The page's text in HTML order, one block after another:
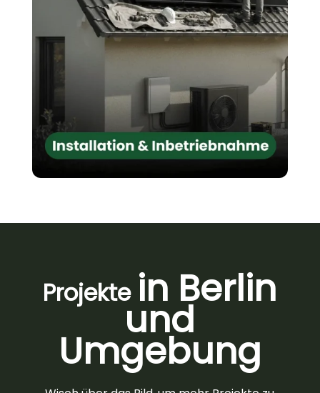
Projekte in Berlin
und
Umgebung